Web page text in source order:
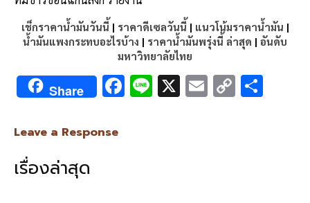
เช็กราคาน้ำมันวันนี้ | ราคาดีเซลวันนี้ | แนวโน้มราคาน้ำมัน |
น้ำมันแพงกระทบอะไรบ้าง | ราคาน้ำมันพรุ่งนี้ ล่าสุด | อันดับ
มหาวิทยาลัยไทย
Share F Li X E C
Leave a Response
เรื่องล่าสุด